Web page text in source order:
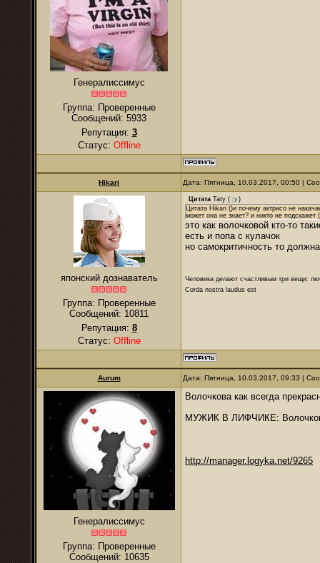
Генералиссимус
Группа: Проверенные
Сообщений: 5933
Репутация: 3
Статус: Offline
Hikari Дата: Пятница, 10.03.2017, 00:50 |
японский дознаватель
Группа: Проверенные
Сообщений: 10811
Репутация: 8
Статус: Offline
Цитата Taty (
)
Цитата Hikari ()и почему актрисо не
может она не знает? и никто не подскажет
это как волочковой кто-то
есть и попа с кулачок
но самокритичность то
Человека делают счастливым три вещи:
Corda nostra laudus est
Aurum Дата: Пятница, 10.03.2017, 09:33 |
Генералиссимус
Группа: Проверенные
Сообщений: 10635
Волочкова как всегда
МУЖИК В ЛИФЧИКЕ: Волочкову
http://manager.logyka.net/9265